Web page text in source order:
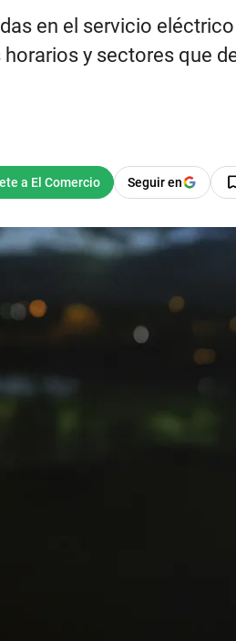
en el servicio
y sectores que
Seguir en